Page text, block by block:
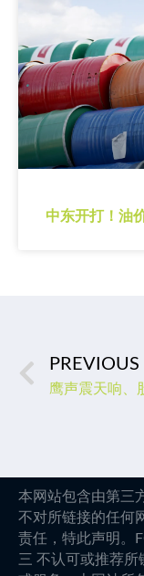
中东开打！油
PREVIOUS
本网站包含由第三
不对所链接的任何
责任，特此声明。
三 不认可或推荐